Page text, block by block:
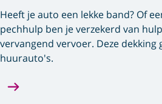
Heeft je auto een lekke band? Of
pechhulp ben je verzekerd van
vervangend vervoer. Deze
huurauto's.